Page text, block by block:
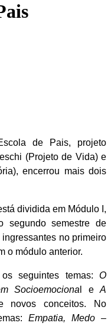
de Pais, projeto
(Projeto de Vida) e
encerrou mais dois
dividida em Módulo I,
segundo semestre de
no primeiro
o módulo anterior.
seguintes temas: O
Socioemociona l eA
novos conceitos. No
Empatia, Medo –